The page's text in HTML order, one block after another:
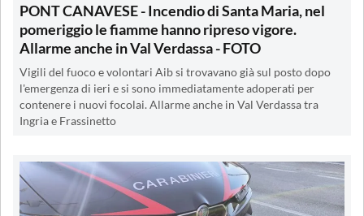
PONT CANAVESE - Incendio di Santa Maria, nel
pomeriggio le fiamme hanno ripreso vigore.
Allarme anche in Val Verdassa - FOTO
Vigili del fuoco e volontari Aib si trovavano già sul posto dopo
l'emergenza di ieri e si sono immediatamente adoperati per
contenere i nuovi focolai. Allarme anche in Val Verdassa tra
Ingria e Frassinetto